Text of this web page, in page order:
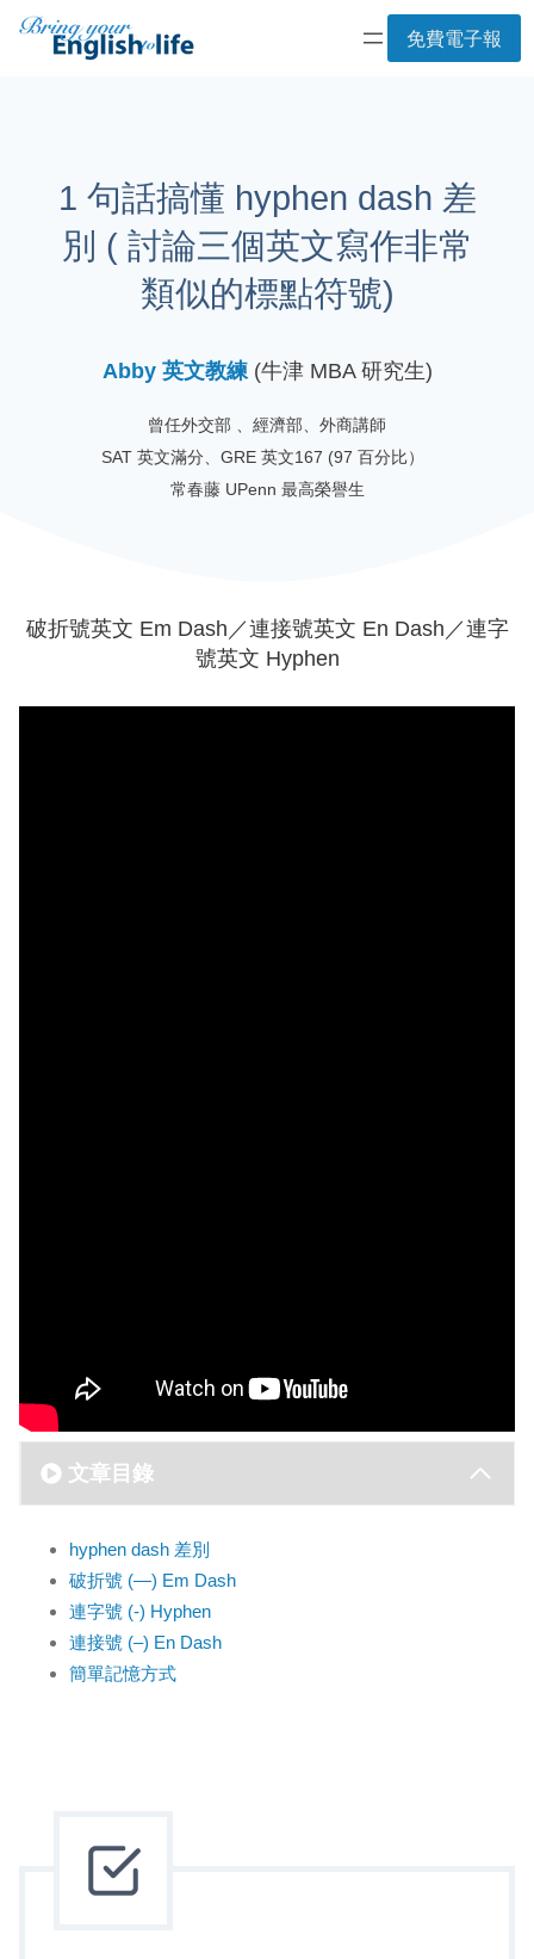
Skip
免費電子報
1 句話搞懂 hyphen dash 差
別 ( 討論三個英文寫作非常
類似的標點符號)
Abby 英文教練(牛津 MBA 研究生)
曾任外交部 、經濟部、外商講師
SAT 英文滿分、GRE 英文167 (97 百分比）
常春藤 UPenn 最高榮譽生
破折號英文 Em Dash／連接號英文 En Dash／連字
號英文 Hyphen
文章目錄
hyphen dash 差別
破折號 (—) Em Dash
連字號 (-) Hyphen
連接號 (–) En Dash
簡單記憶方式